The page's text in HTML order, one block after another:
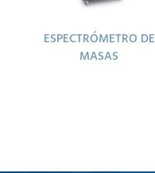
ESPECTRÓMETRO DE
MASAS